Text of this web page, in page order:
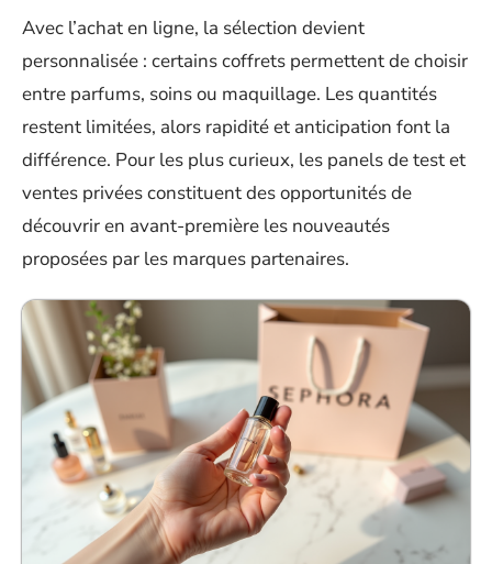
Avec l’achat en ligne, la sélection devient
personnalisée : certains coffrets permettent de choisir
entre parfums, soins ou maquillage. Les quantités
restent limitées, alors rapidité et anticipation font la
différence. Pour les plus curieux, les panels de test et
ventes privées constituent des opportunités de
découvrir en avant-première les nouveautés
proposées par les marques partenaires.